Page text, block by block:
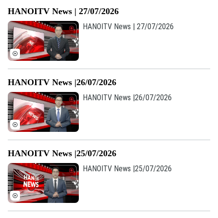
HANOITV News | 27/07/2026
HANOITV News | 27/07/2026
HANOITV News |26/07/2026
HANOITV News |26/07/2026
HANOITV News |25/07/2026
HANOITV News |25/07/2026